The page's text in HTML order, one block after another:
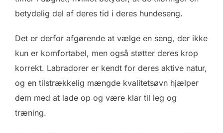
betydelig del af deres tid i deres hundeseng.
Det er derfor afgørende at vælge en seng, der ikke
kun er komfortabel, men også støtter deres krop
korrekt. Labradorer er kendt for deres aktive natur,
og en tilstrækkelig mængde kvalitetsøvn hjælper
dem med at lade op og være klar til leg og
træning.